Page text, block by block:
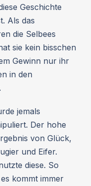
Geschichte
Als das
die Selbees
sie kein bisschen
Gewinn nur ihr
in den
jemals
Der hohe
von Glück,
und Eifer.
diese. So
kommt immer